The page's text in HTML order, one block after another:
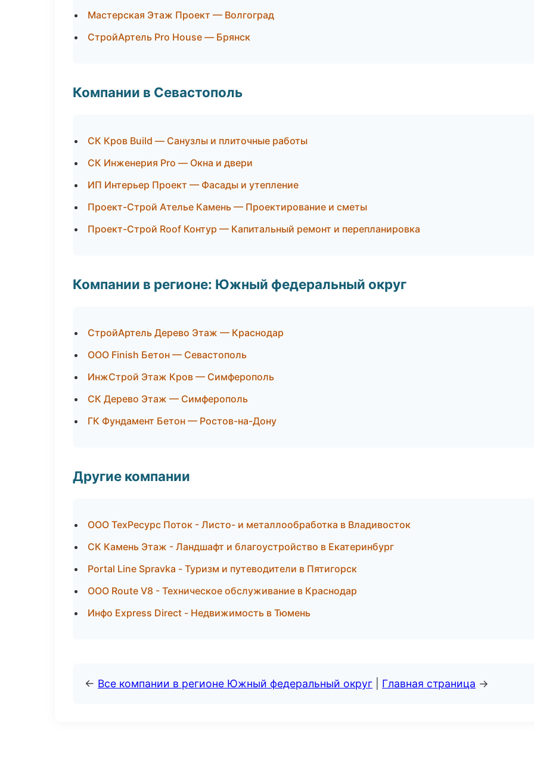
Мастерская Этаж Проект — Волгоград
СтройАртель Pro House — Брянск
Компании в Севастополь
СК Кров Build — Санузлы и плиточные работы
СК Инженерия Pro — Окна и двери
ИП Интерьер Проект — Фасады и утепление
Проект-Строй Ателье Камень — Проектирование и сметы
Проект-Строй Roof Контур — Капитальный ремонт и перепланировка
Компании в регионе: Южный федеральный округ
СтройАртель Дерево Этаж — Краснодар
ООО Finish Бетон — Севастополь
ИнжСтрой Этаж Кров — Симферополь
СК Дерево Этаж — Симферополь
ГК Фундамент Бетон — Ростов-на-Дону
Другие компании
ООО ТехРесурс Поток - Листо- и металлообработка в Владивосток
СК Камень Этаж - Ландшафт и благоустройство в Екатеринбург
Portal Line Spravka - Туризм и путеводители в Пятигорск
ООО Route V8 - Техническое обслуживание в Краснодар
Инфо Express Direct - Недвижимость в Тюмень
← Все компании в регионе Южный федеральный округ Главная страница →